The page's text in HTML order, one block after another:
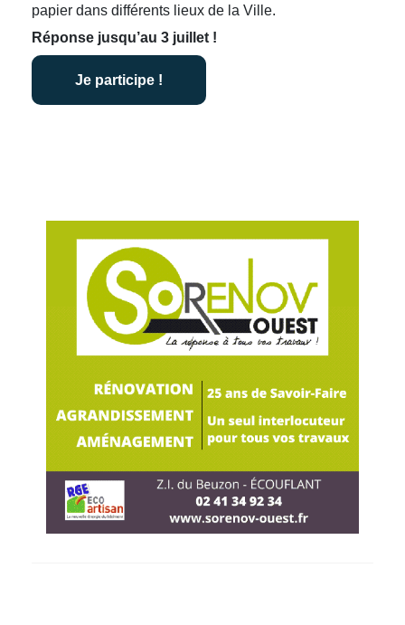
papier dans différents lieux de la Ville.
Réponse jusqu’au 3 juillet !
Je participe !